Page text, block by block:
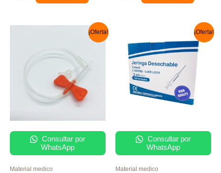
¡Oferta!
Consultar por
WhatsApp
Material medico
es:
S/ 10.00.
¡Oferta!
Consultar por
WhatsApp
Material medico
original
era:
S/ 32.00.
actual
es:
S/ 28.00.